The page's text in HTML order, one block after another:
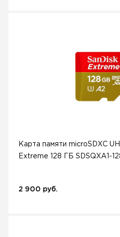
Карта памяти microSDXC
Extreme 128 ГБ SDSQXA1-
2 900 руб.